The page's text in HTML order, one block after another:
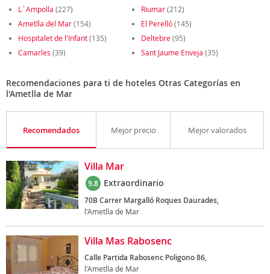
L´Ampolla (227) Riumar(212)
Ametlla del Mar(154) El Perelló(145)
Hospitalet de l'Infant(135) Deltebre(95)
Camarles (39) Sant Jaume Enveja (35)
Recomendaciones para ti de hoteles Otras Categorías en
l'Ametlla de Mar
Recomendados Mejor precio Mejor valorados
Villa Mar
9.8 Extraordinario
70B Carrer Margalló Roques Daurades,
l'Ametlla de Mar
Villa Mas Rabosenc
Calle Partida Rabosenc Poligono 86,
l'Ametlla de Mar